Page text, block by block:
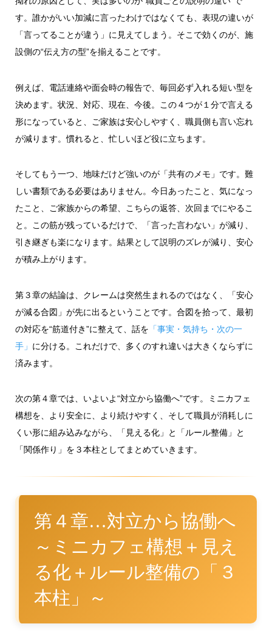
す。誰かがいい加減に言ったわけではなくても、表現の違いが
「言ってることが違う」に見えてしまう。そこで効くのが、施
設側の“伝え方の型”を揃えることです。
例えば、電話連絡や面会時の報告で、毎回必ず入れる短い型を
決めます。状況、対応、現在、今後。この４つが１分で言える
形になっていると、ご家族は安心しやすく、職員側も言い忘れ
が減ります。慣れると、忙しいほど役に立ちます。
そしてもう一つ、地味だけど強いのが「共有のメモ」です。難
しい書類である必要はありません。今日あったこと、気になっ
たこと、ご家族からの希望、こちらの返答、次回までにやるこ
と。この筋が残っているだけで、「言った言わない」が減り、
引き継ぎも楽になります。結果として説明のズレが減り、安心
が積み上がります。
第３章の結論は、クレームは突然生まれるのではなく、「安心
が減る合図」が先に出るということです。合図を拾って、最初
の対応を“筋道付き”に整えて、話を 「事実・気持ち・次の一
手」 に分ける。これだけで、多くのすれ違いは大きくならずに
済みます。
次の第４章では、いよいよ“対立から協働へ”です。ミニカフェ
構想を、より安全に、より続けやすく、そして職員が消耗しに
くい形に組み込みながら、「見える化」と「ルール整備」と
「関係作り」を３本柱としてまとめていきます。
第４章…対立から協働へ
～ミニカフェ構想＋見え
る化＋ルール整備の「３
本柱」～